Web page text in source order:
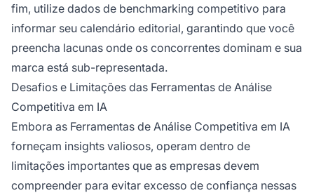
fim, utilize dados de benchmarking competitivo para
informar seu calendário editorial, garantindo que você
preencha lacunas onde os concorrentes dominam e sua
marca está sub-representada.
Desafios e Limitações das Ferramentas de Análise
Competitiva em IA
Embora as Ferramentas de Análise Competitiva em IA
forneçam insights valiosos, operam dentro de
limitações importantes que as empresas devem
compreender para evitar excesso de confiança nessas